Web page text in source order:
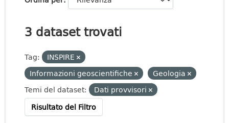
3 dataset trovati
Tag:
INSPIRE
Informazioni geoscientifiche
Geologia
Temi del dataset:
Dati provvisori
Risultato del Filtro